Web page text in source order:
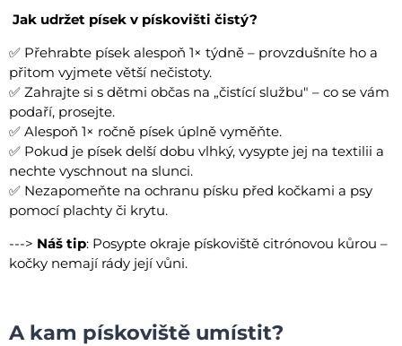
Jak udržet písek v pískovišti čistý?
✅ Přehrabte písek alespoň 1× týdně – provzdušníte ho a
přitom vyjmete větší nečistoty.
✅ Zahrajte si s dětmi občas na „čistící službu" – co se vám
podaří, prosejte.
✅ Alespoň 1× ročně písek úplně vyměňte.
✅ Pokud je písek delší dobu vlhký, vysypte jej na textilii a
nechte vyschnout na slunci.
✅ Nezapomeňte na ochranu písku před kočkami a psy
pomocí plachty či krytu.
---> Náš tip: Posypte okraje pískoviště citrónovou kůrou –
kočky nemají rády její vůni.
A kam pískoviště umístit?